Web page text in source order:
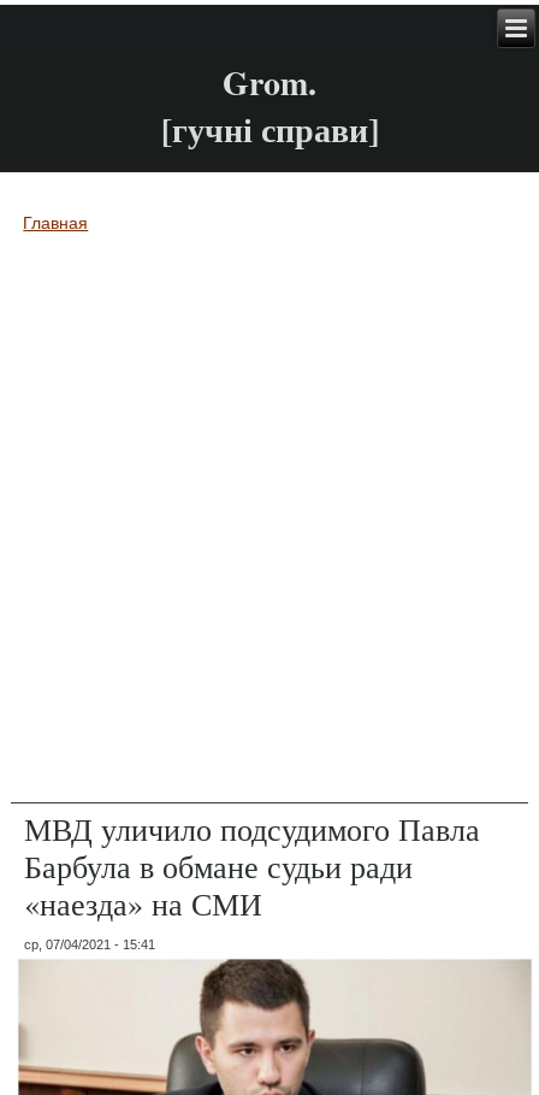
Grom.
[гучні справи]
Вы здесь
Главная
МВД уличило подсудимого Павла
Барбула в обмане судьи ради
«наезда» на СМИ
ср, 07/04/2021 - 15:41